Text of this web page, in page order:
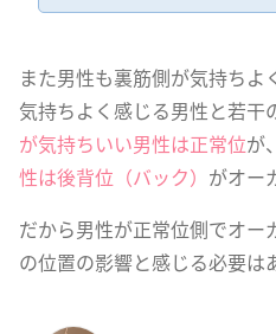
また男性も裏筋側が気持ち
気持ちよく感じる男性と若干
が気持ちいい男性は正常位が、
性は後背位（バック） がオー
だから男性が正常位側でオー
の位置の影響と感じる必要は